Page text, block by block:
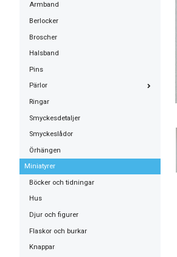
Armband
Berlocker
Broscher
Halsband
Pins
Pärlor
Ringar
Smyckesdetaljer
Smyckeslådor
Örhängen
Miniatyrer
Böcker och tidningar
Hus
Djur och figurer
Flaskor och burkar
Knappar